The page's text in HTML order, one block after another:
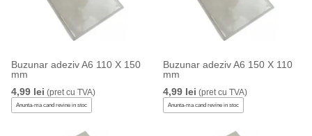
Buzunar adeziv A6 110 X 150
mm
4,99 lei (pret cu TVA)
Anunta-ma cand revine in stoc
Buzunar adeziv A6 150 X 110
mm
4,99 lei (pret cu TVA)
Anunta-ma cand revine in stoc